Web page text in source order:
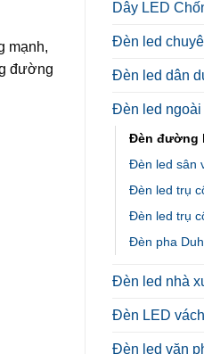
Dây LED
Đèn led
Đèn led dân
Đèn led ngoài
Đèn đường
Đèn led sân
Đèn led trụ
Đèn led trụ
Đèn pha
Đèn led nhà
Đèn LED vách
Đèn led văn
mạnh,
đường